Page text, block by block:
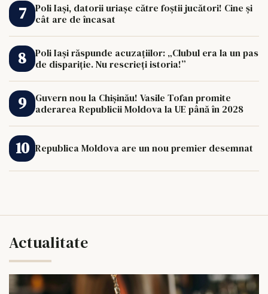
Poli Iași, datorii uriașe către foștii jucători! Cine și
cât are de încasat
Poli Iași răspunde acuzațiilor: „Clubul era la un pas
de dispariție. Nu rescrieți istoria!”
Guvern nou la Chișinău! Vasile Tofan promite
aderarea Republicii Moldova la UE până în 2028
Republica Moldova are un nou premier desemnat
Actualitate